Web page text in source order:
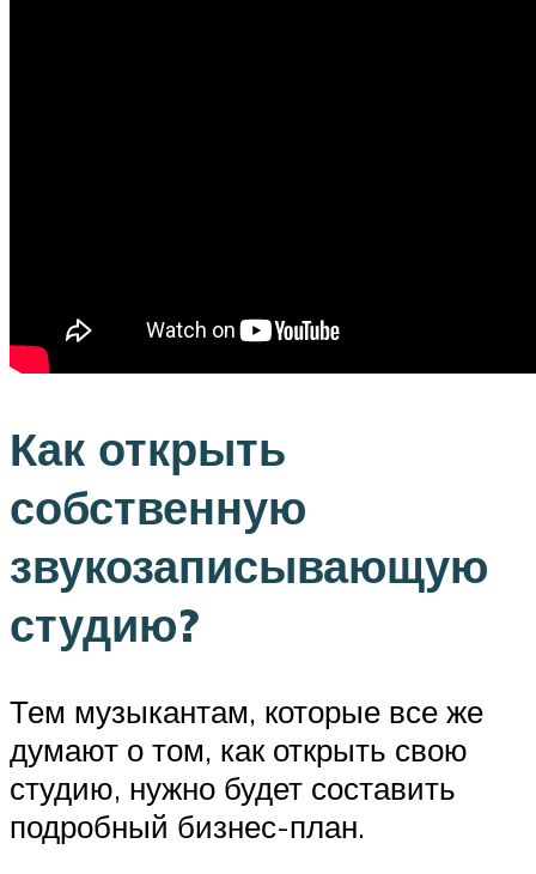
Как открыть
собственную
звукозаписывающую
студию?
Тем музыкантам, которые все же
думают о том, как открыть свою
студию, нужно будет составить
подробный бизнес-план.